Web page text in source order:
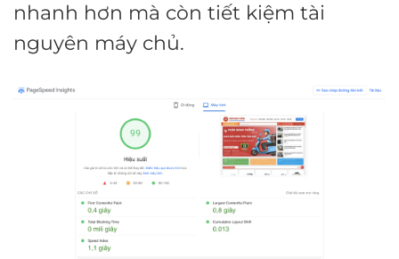
nhanh hơn mà còn tiết kiệm tài
nguyên máy chủ.